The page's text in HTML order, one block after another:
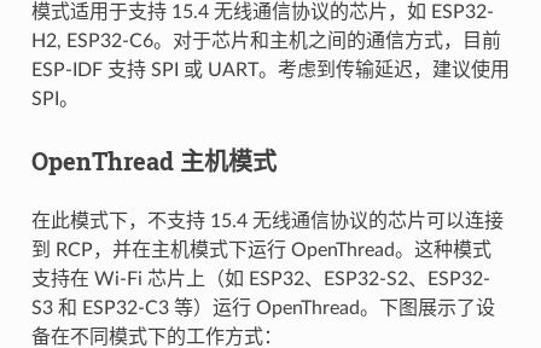
模式适用于支持 15.4 无线通信协议的芯片，如 ESP32-
H2, ESP32-C6。对于芯片和主机之间的通信方式，目前
ESP-IDF 支持 SPI 或 UART。考虑到传输延迟，建议使用
SPI。
OpenThread 主机模式
在此模式下，不支持 15.4 无线通信协议的芯片可以连接
到 RCP，并在主机模式下运行 OpenThread。这种模式
支持在 Wi-Fi 芯片上（如 ESP32、ESP32-S2、ESP32-
S3 和 ESP32-C3 等）运行 OpenThread。下图展示了设
备在不同模式下的工作方式：